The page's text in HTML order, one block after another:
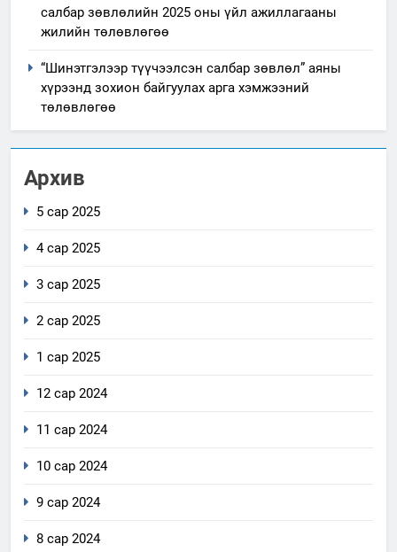
салбар зөвлөлийн 2025 оны үйл ажиллагааны
жилийн төлөвлөгөө
“Шинэтгэлээр түүчээлсэн салбар зөвлөл” аяны
хүрээнд зохион байгуулах арга хэмжээний
төлөвлөгөө
Архив
5 сар 2025
4 сар 2025
3 сар 2025
2 сар 2025
1 сар 2025
12 сар 2024
11 сар 2024
10 сар 2024
9 сар 2024
8 сар 2024